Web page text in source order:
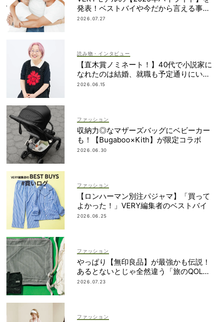
発表！ベストバイや今だから言える事件
簿も大公開
2026.07.27
読み物・インタビュー
【直木賞ノミネート！】40代で小説家に
なれたのは結婚、就職も予定通りにいか
なかったから｜朝倉かすみさん
2026.06.15
ファッション
収納力◎なマザーズバッグにベビーカー
も！【Bugaboo×Kith】が限定コラボ
2026.06.30
ファッション
【ロンハーマン別注パジャマ】「買って
よかった！」VERY編集者のベストバイ
2026.06.25
ファッション
やっぱり【無印良品】が最強かも伝説！
あるとないとじゃ全然違う「旅のQOL爆
上げアイテム」
2026.07.23
ファッション